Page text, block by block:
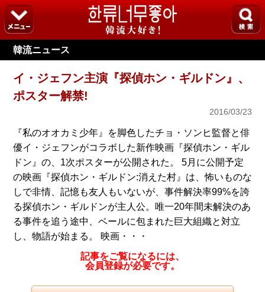
韓流ニュース
イ・ジェフン主演『探偵ホン・ギルドン』、
ポスター解禁!
2016/03/23
『私のオオカミ少年』を脚色したチョ・ソンヒ監督と俳
優イ・ジェフンがコラボした新作映画『探偵ホン・ギル
ドン』の、1次ポスターが公開された。 5月に公開予定
の映画『探偵ホン・ギルドン:消えた村』は、怖いものな
しで非情、記憶も友人もいないが、事件解決率99%を誇
る探偵ホン・ギルドンが主人公。唯一20年間未解決のあ
る事件を追う途中、ベールに包まれた巨大組織と対立
し、物語が始まる。 映画・・・
記事をご覧になるには、
会員登録が必要です。